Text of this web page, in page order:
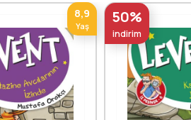
8,9
Yaş 50%
indirim